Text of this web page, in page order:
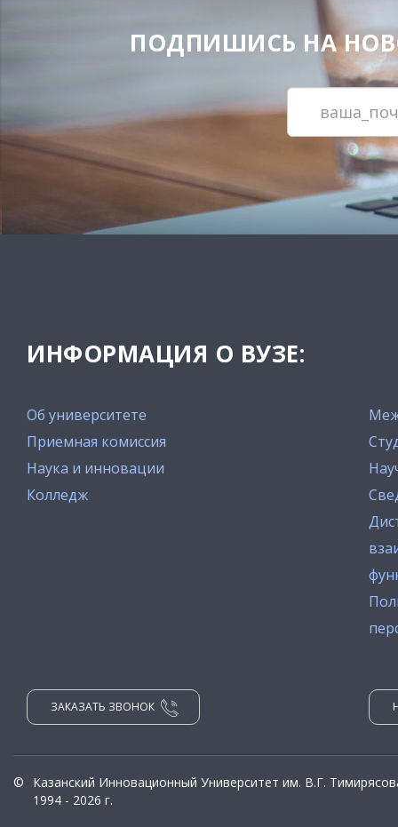
ПОДПИШИСЬ НА
ИНФОРМАЦИЯ О ВУЗЕ:
Об университете
Приемная комиссия
Наука и инновации
Колледж
ЗАКАЗАТЬ ЗВОНОК
©
Казанский Инновационный Университет им. В.Г.
1994 - 2026 г.